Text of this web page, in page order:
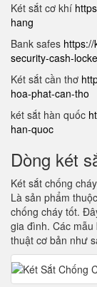
Két sắt cơ khí
hang
Bank safes
security-cash-
Két sắt cần thơ
hoa-phat-can-tho
két sắt hàn quốc
han-quoc
Dòng két
Két sắt chống
Là sản phẩm
chống cháy tốt.
gia đình. Các mẫu
thuật cơ bản như